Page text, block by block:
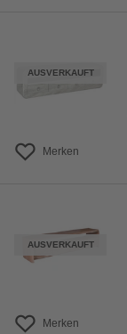
AUSVERKAUFT
Merken
AUSVERKAUFT
Merken